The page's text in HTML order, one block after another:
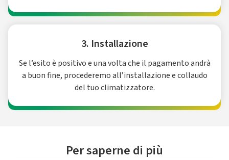
3. Installazione
Se l’esito è positivo e una volta che il pagamento andrà
a buon fine, procederemo all’installazione e collaudo
del tuo climatizzatore.
Per saperne di più